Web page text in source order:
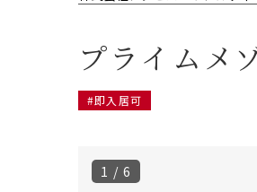
プライム
#即入居可
1 / 6